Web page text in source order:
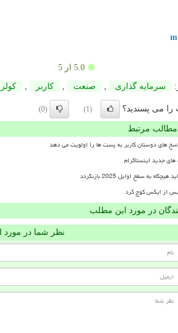
5.0از 5
سرمایه گذاری صنعت كاربر كولر
را می پسندید؟ (1)
(0)
مطالب مرتبط
های دوستان کاربر به پست ها را اولویت می دهد
های جدید اینستاگرام
به سطح اوایل 2025 بازنگردد
از ایکس کوچ کرد
در مورد این مطلب
نظر شما در